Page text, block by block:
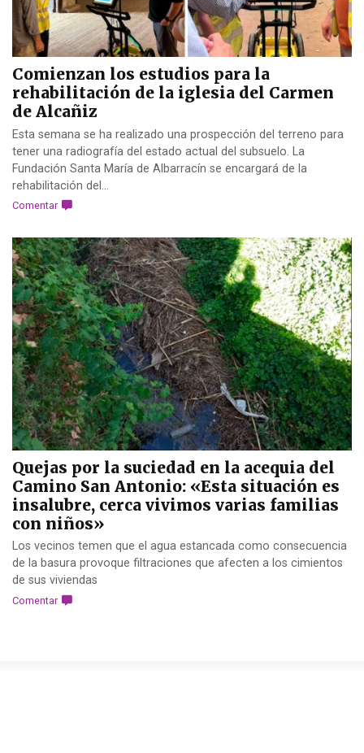
Comienzan los estudios para la
rehabilitación de la iglesia del Carmen
de Alcañiz
Esta semana se ha realizado una prospección del terreno para
tener una radiografía del estado actual del subsuelo. La
Fundación Santa María de Albarracín se encargará de la
rehabilitación del...
Comentar
Quejas por la suciedad en la acequia del
Camino San Antonio: «Esta situación es
insalubre, cerca vivimos varias familias
con niños»
Los vecinos temen que el agua estancada como consecuencia
de la basura provoque filtraciones que afecten a los cimientos
de sus viviendas
Comentar